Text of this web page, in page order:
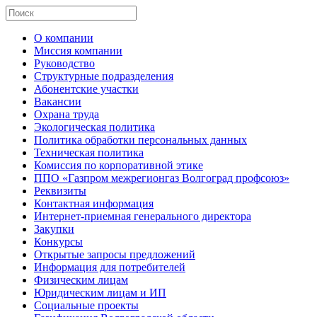
О компании
Миссия компании
Руководство
Структурные подразделения
Абонентские участки
Вакансии
Охрана труда
Экологическая политика
Политика обработки персональных данных
Техническая политика
Комиссия по корпоративной этике
ППО «Газпром межрегионгаз Волгоград профсоюз»
Реквизиты
Контактная информация
Интернет-приемная генерального директора
Закупки
Конкурсы
Открытые запросы предложений
Информация для потребителей
Физическим лицам
Юридическим лицам и ИП
Социальные проекты